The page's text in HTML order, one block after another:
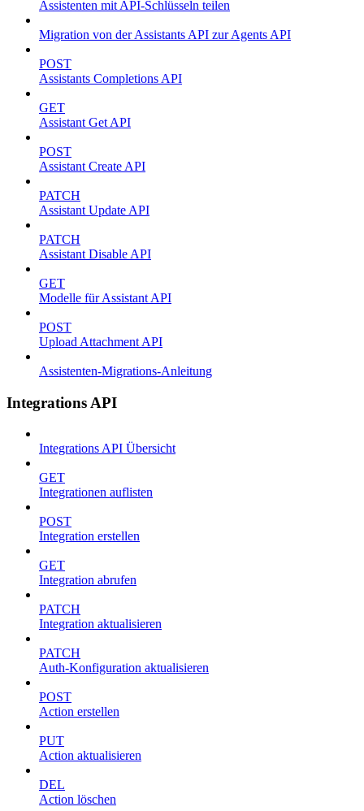
Assistenten mit API-Schlüsseln teilen
Migration von der Assistants API zur Agents API
POST
Assistants Completions API
GET
Assistant Get API
POST
Assistant Create API
PATCH
Assistant Update API
PATCH
Assistant Disable API
GET
Modelle für Assistant API
POST
Upload Attachment API
Assistenten-Migrations-Anleitung
Integrations API
Integrations API Übersicht
GET
Integrationen auflisten
POST
Integration erstellen
GET
Integration abrufen
PATCH
Integration aktualisieren
PATCH
Auth-Konfiguration aktualisieren
POST
Action erstellen
PUT
Action aktualisieren
DEL
Action löschen